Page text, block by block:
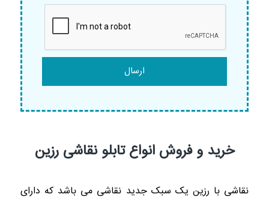
خرید و فروش انواع تابلو نقاشی رزین
نقاشی با رزین یک سبک جدید نقاشی می باشد که دارای